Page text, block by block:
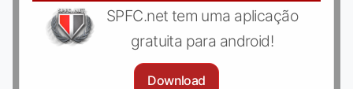
SPFC.net tem uma aplicação
gratuita para android!
Download